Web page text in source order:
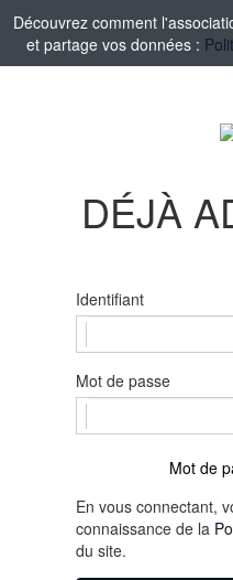
Découvrez comment
et partage vos données :
DÉJÀ
Identifiant
Mot de passe
Mot de
En vous connectant,
connaissance de la
du site.